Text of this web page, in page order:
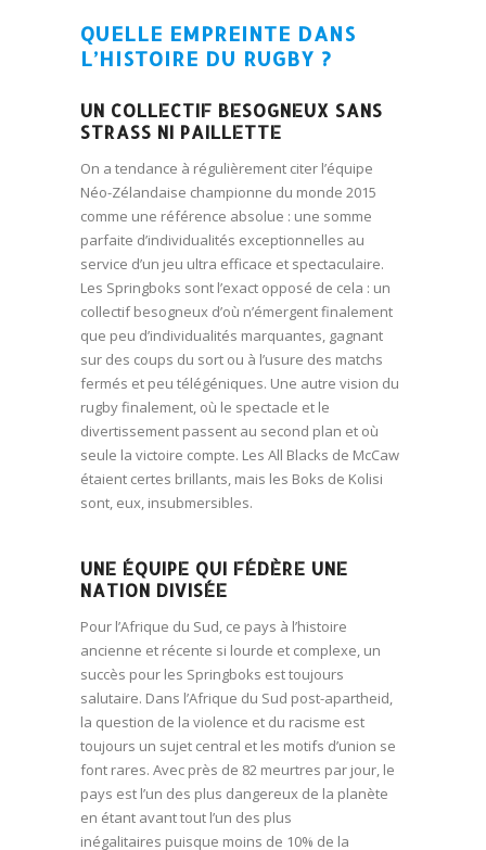
QUELLE EMPREINTE DANS
L’HISTOIRE DU RUGBY ?
UN COLLECTIF BESOGNEUX SANS
STRASS NI PAILLETTE
On a tendance à régulièrement citer l’équipe
Néo-Zélandaise championne du monde 2015
comme une référence absolue : une somme
parfaite d’individualités exceptionnelles au
service d’un jeu ultra efficace et spectaculaire.
Les Springboks sont l’exact opposé de cela : un
collectif besogneux d’où n’émergent finalement
que peu d’individualités marquantes, gagnant
sur des coups du sort ou à l’usure des matchs
fermés et peu télégéniques. Une autre vision du
rugby finalement, où le spectacle et le
divertissement passent au second plan et où
seule la victoire compte. Les All Blacks de McCaw
étaient certes brillants, mais les Boks de Kolisi
sont, eux, insubmersibles.
UNE ÉQUIPE QUI FÉDÈRE UNE
NATION DIVISÉE
Pour l’Afrique du Sud, ce pays à l’histoire
ancienne et récente si lourde et complexe, un
succès pour les Springboks est toujours
salutaire. Dans l’Afrique du Sud post-apartheid,
la question de la violence et du racisme est
toujours un sujet central et les motifs d’union se
font rares. Avec près de 82 meurtres par jour, le
pays est l’un des plus dangereux de la planète
en étant avant tout l’un des plus
inégalitaires puisque moins de 10% de la